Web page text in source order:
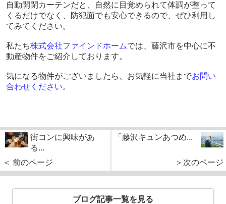
自動開閉カーテンだと、自然に目覚められて体調が整って
くるだけでなく、防犯面でも安心できるので、ぜひ利用し
てみてください。
私たち株式会社ファインドホームでは、藤沢市を中心に不
動産物件をご紹介しております。
気になる物件がございましたら、お気軽に当社までお問い
合わせください。
街コンに興味があ
る...
＜ 前のページ
「藤沢キュンあつめ...
＞次のページ
ブログ記事一覧を見る